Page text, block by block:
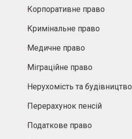
Корпоративне право
Кримінальне право
Медичне право
Міграційне право
Нерухомість та будівництво
Перерахунок пенсій
Податкове право